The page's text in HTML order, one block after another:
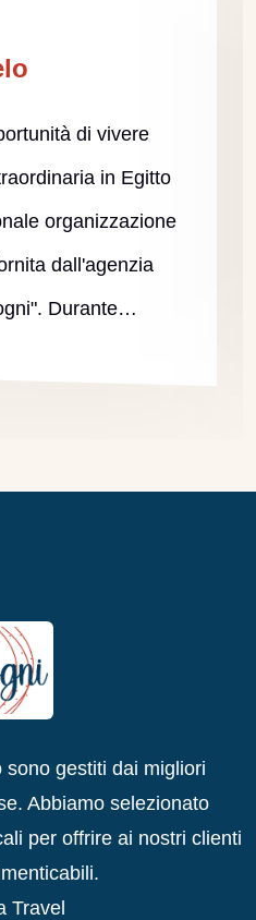
di vivere
in Egitto
organizzazione
dall'agenzia
Durante…
gestiti dai migliori
Abbiamo selezionato
per offrire ai nostri clienti
Travel